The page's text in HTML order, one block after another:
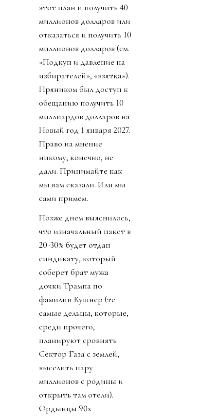
этот план и получить 40
миллионов долларов или
отказаться и получить 10
миллионов долларов (см.
«Подкуп и давление на
избирателей», «взятка»).
Пряником был доступ к
обещанию получить 10
миллиардов долларов на
Новый год 1 января 2027.
Право на мнение
никому, конечно, не
дали. Принимайте как
мы вам сказали. Или мы
сами примем.
Позже днем выяснилось,
что изначальный пакет в
20-30% будет отдан
синдикату, который
соберет брат мужа
дочки Трампа по
фамилии Кушнер (те
самые дельцы, которые,
среди прочего,
планируют сровнять
Сектор Газа с землей,
выселить пару
миллионов с родины и
открыть там отели).
Ордынцы 90х